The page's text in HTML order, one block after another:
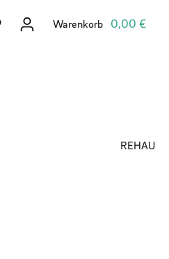
Du hast 0 Produkte auf dem
Warenkorb 0,00 €
REHAU